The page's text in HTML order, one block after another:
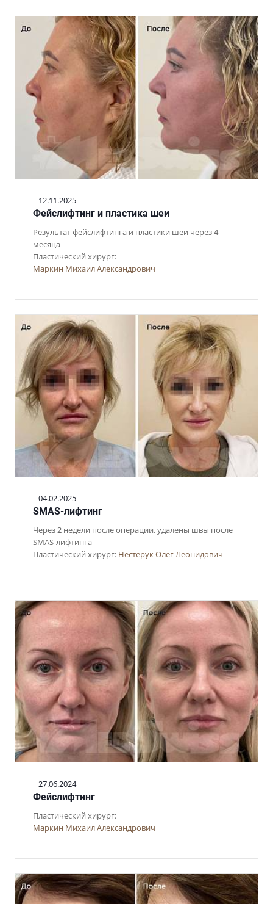
12.11.2025
Фейслифтинг и пластика шеи
Результат фейслифтинга и пластики шеи через 4
месяца
Пластический хирург:
Маркин Михаил Александрович
04.02.2025
SMAS-лифтинг
Через 2 недели после операции, удалены швы после
SMAS-лифтинга
Пластический хирург: Нестерук Олег Леонидович
27.06.2024
Фейслифтинг
Пластический хирург:
Маркин Михаил Александрович